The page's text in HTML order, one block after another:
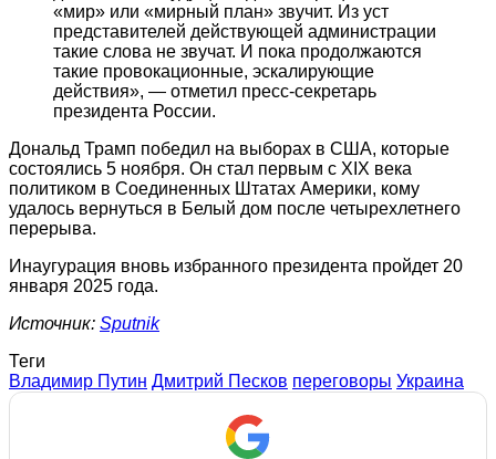
«мир» или «мирный план» звучит. Из уст
представителей действующей администрации
такие слова не звучат. И пока продолжаются
такие провокационные, эскалирующие
действия», — отметил пресс-секретарь
президента России.
Дональд Трамп победил на выборах в США, которые
состоялись 5 ноября. Он стал первым с XIX века
политиком в Соединенных Штатах Америки, кому
удалось вернуться в Белый дом после четырехлетнего
перерыва.
Инаугурация вновь избранного президента пройдет 20
января 2025 года.
Источник: Sputnik
Теги
Владимир Путин Дмитрий Песков переговоры Украина